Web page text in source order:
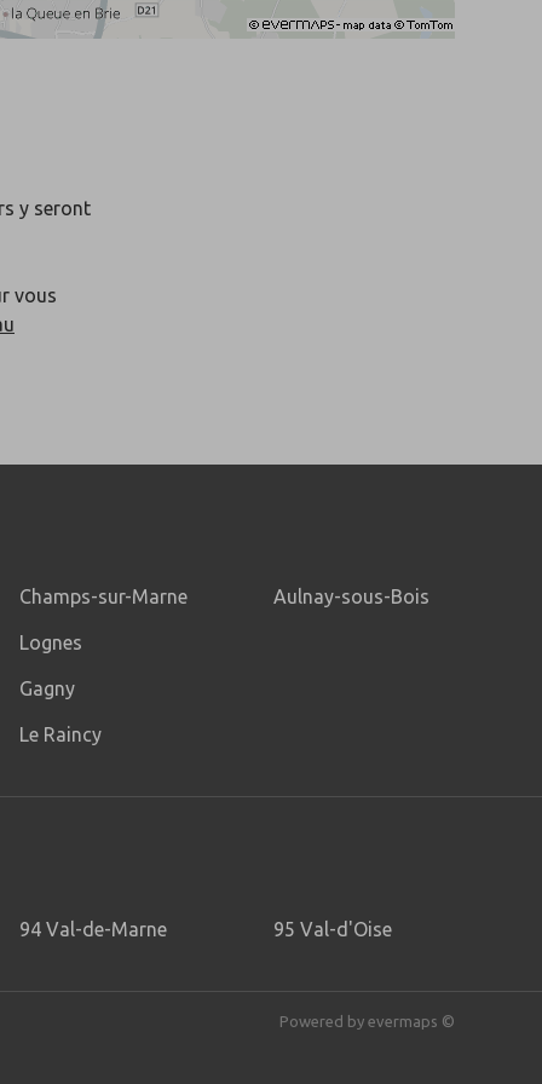
y seront
vous
Champs-sur-Marne
Lognes
Gagny
Le Raincy
Aulnay-sous-Bois
94 Val-de-Marne 95 Val-d'Oise
Powered by evermaps ©